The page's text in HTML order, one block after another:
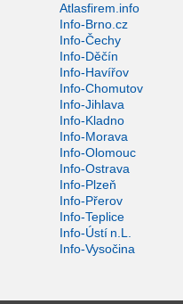
Atlasfirem.info
Info-Brno.cz
Info-Čechy
Info-Děčín
Info-Havířov
Info-Chomutov
Info-Jihlava
Info-Kladno
Info-Morava
Info-Olomouc
Info-Ostrava
Info-Plzeň
Info-Přerov
Info-Teplice
Info-Ústí n.L.
Info-Vysočina